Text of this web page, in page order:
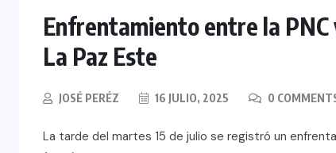
Enfrentamiento entre la
La Paz Este
JOSÉ PERÉZ 16 JULIO, 2025 0
La tarde del martes 15 de julio se registró un